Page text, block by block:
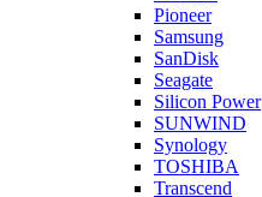
Pioneer
Samsung
SanDisk
Seagate
Silicon Power
SUNWIND
Synology
TOSHIBA
Transcend